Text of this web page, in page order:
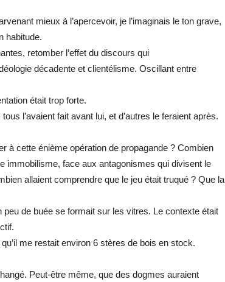
mieux à l’apercevoir, je l’imaginais le ton grave,
habitude.
retomber l’effet du discours qui
décadente et clientélisme. Oscillant entre
était trop forte.
l’avaient fait avant lui, et d’autres le feraient après.
à cette énième opération de propagande ? Combien
immobilisme, face aux antagonismes qui divisent le
allaient comprendre que le jeu était truqué ? Que la
de buée se formait sur les vitres. Le contexte était
me restait environ 6 stères de bois en stock.
Peut-être même, que des dogmes auraient